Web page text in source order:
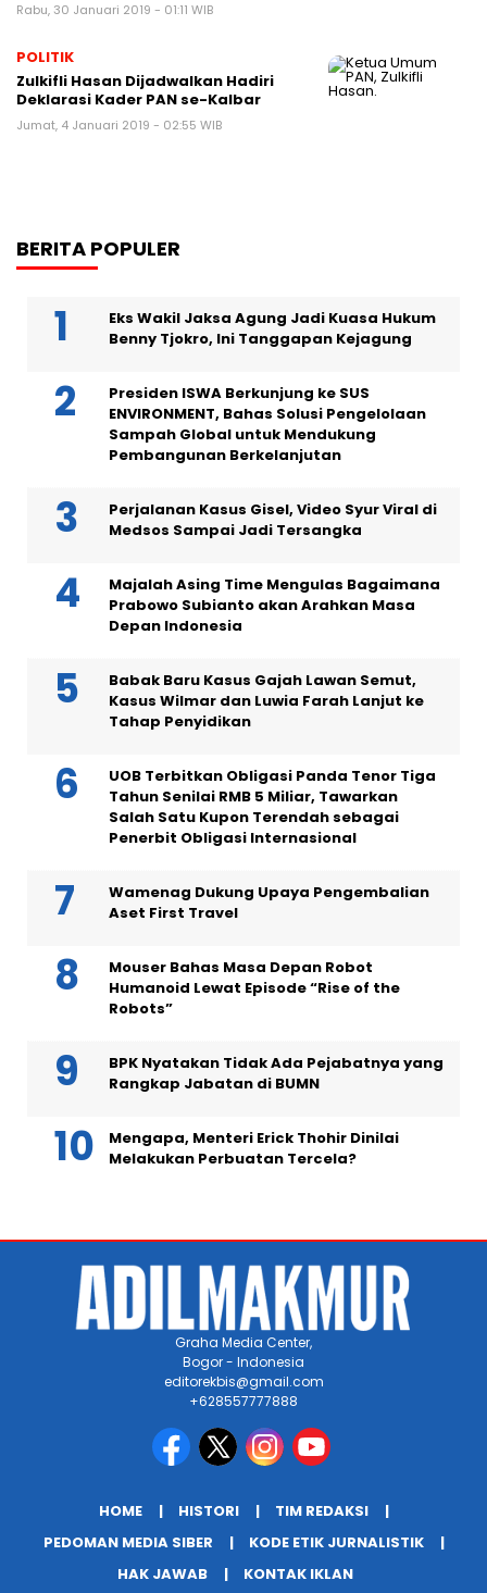
Rabu, 30 Januari 2019 - 01:11 WIB
POLITIK
Zulkifli Hasan Dijadwalkan Hadiri
Deklarasi Kader PAN se-Kalbar
Jumat, 4 Januari 2019 - 02:55 WIB
BERITA POPULER
Eks Wakil Jaksa Agung Jadi Kuasa Hukum
Benny Tjokro, Ini Tanggapan Kejagung
Presiden ISWA Berkunjung ke SUS
ENVIRONMENT, Bahas Solusi Pengelolaan
Sampah Global untuk Mendukung
Pembangunan Berkelanjutan
Perjalanan Kasus Gisel, Video Syur Viral di
Medsos Sampai Jadi Tersangka
Majalah Asing Time Mengulas Bagaimana
Prabowo Subianto akan Arahkan Masa
Depan Indonesia
Babak Baru Kasus Gajah Lawan Semut,
Kasus Wilmar dan Luwia Farah Lanjut ke
Tahap Penyidikan
UOB Terbitkan Obligasi Panda Tenor Tiga
Tahun Senilai RMB 5 Miliar, Tawarkan
Salah Satu Kupon Terendah sebagai
Penerbit Obligasi Internasional
Wamenag Dukung Upaya Pengembalian
Aset First Travel
Mouser Bahas Masa Depan Robot
Humanoid Lewat Episode “Rise of the
Robots”
BPK Nyatakan Tidak Ada Pejabatnya yang
Rangkap Jabatan di BUMN
Mengapa, Menteri Erick Thohir Dinilai
Melakukan Perbuatan Tercela?
Graha Media Center,
Bogor - Indonesia
editorekbis@gmail.com
+628557777888
HOME HISTORI
TIM REDAKSI
PEDOMAN MEDIA SIBER
KODE ETIK JURNALISTIK
HAK JAWAB
KONTAK IKLAN